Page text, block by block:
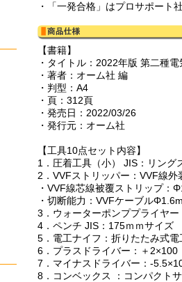
・「一発合格」はプロサポート
【書籍】
・タイトル：2022年版 第二種
・著者：オーム社 編
・判型：A4
・頁：312頁
・発売日：2022/03/26
・発行元：オーム社
【工具10点セット内容】
1．圧着工具（小） JIS：リン
2．VVFストリッパー：VVF線
・VVF線芯線被覆ストリップ：
・切断能力：VVFケーブル
3．ウォーターポンププライヤ
4．ペンチ JIS：175ｍｍサイ
5．電工ナイフ：折りたたみ式電
6．プラスドライバー：＋2×100
7．マイナスドライバー：-
8．コンベックス ：コンパクト